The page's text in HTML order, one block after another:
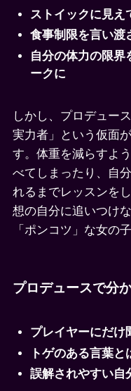
ストイックに見え
食事制限を言い渡
自分の体力の限界
ークに
しかし、プロデュー
実力者」という仮面
す。体重を減らすよ
べてしまったり、自
れるまでレッスンを
想の自分に追いつけ
「ポンコツ」な女の
プロデュースで分
プレイヤーにだけ
トゲのある言葉
誤解されやすい自